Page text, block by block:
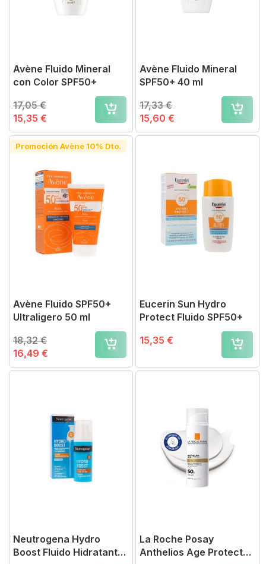
Avène Fluido Mineral
con Color SPF50+
15,35 €
17,05 €
Avène Fluido Mineral
SPF50+ 40 ml
15,60 €
17,33 €
Promoción Avène 10% Dto.
Avène Fluido SPF50+
Ultraligero 50 ml
16,49 €
18,32 €
Eucerin Sun Hydro
Protect Fluido SPF50+
15,35 €
Neutrogena Hydro
Boost Fluido Hidratante
La Roche Posay
Anthelios Age Protect